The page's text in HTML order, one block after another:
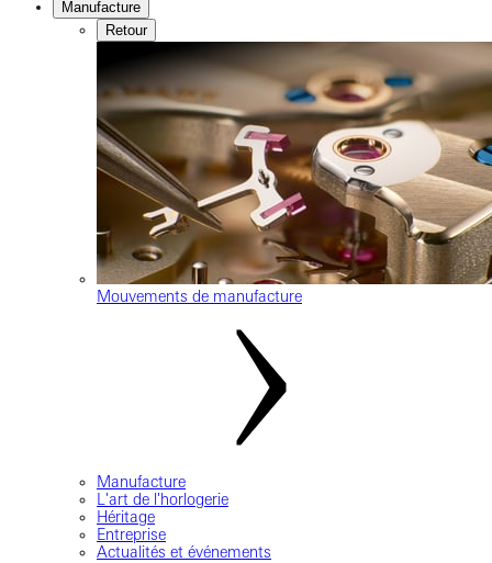
Manufacture
Retour
Mouvements de manufacture
Manufacture
L'art de l'horlogerie
Héritage
Entreprise
Actualités et événements